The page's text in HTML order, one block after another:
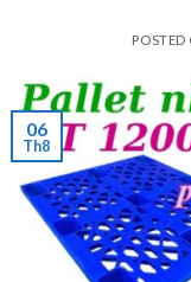
POSTED
06
Th8